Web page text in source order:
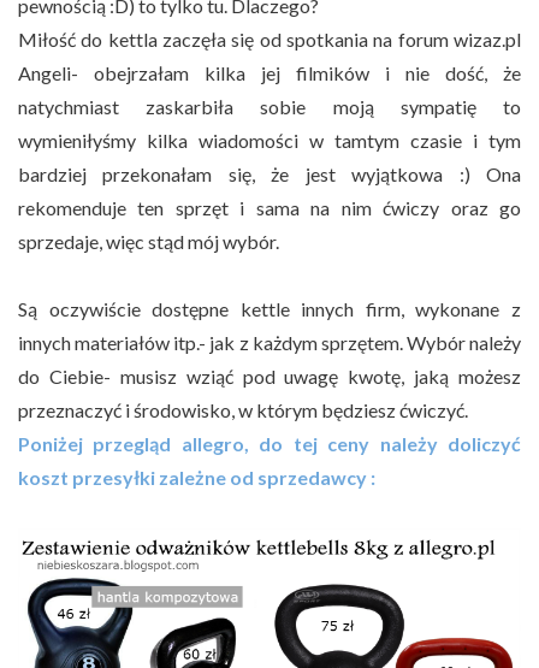
pewnością :D) to tylko tu. Dlaczego?
Miłość do kettla zaczęła się od spotkania na forum wizaz.pl
Angeli- obejrzałam kilka jej filmików i nie dość, że
natychmiast zaskarbiła sobie moją sympatię to
wymieniłyśmy kilka wiadomości w tamtym czasie i tym
bardziej przekonałam się, że jest wyjątkowa :) Ona
rekomenduje ten sprzęt i sama na nim ćwiczy oraz go
sprzedaje, więc stąd mój wybór.
Są oczywiście dostępne kettle innych firm, wykonane z
innych materiałów itp.- jak z każdym sprzętem. Wybór należy
do Ciebie- musisz wziąć pod uwagę kwotę, jaką możesz
przeznaczyć i środowisko, w którym będziesz ćwiczyć.
Poniżej przegląd allegro, do tej ceny należy doliczyć
koszt przesyłki zależne od sprzedawcy :